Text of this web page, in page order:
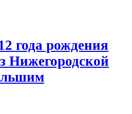
года рождения
Нижегородской